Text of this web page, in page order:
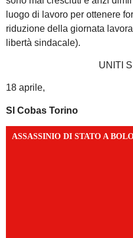
luogo di lavoro per ottenere
riduzione della giornata
libertà sindacale).
UNITI
18 aprile,
SI Cobas Torino
ASSASSINIO DI STATO A